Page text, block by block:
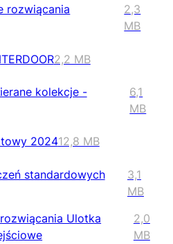
rozwiącania
2,3
MB
2,2 MB
kolekcje -
6,1
MB
202412,8 MB
standardowych
3,1
MB
Ulotka
2,0
MB